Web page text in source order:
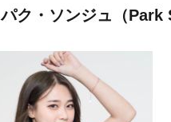
パク・ソンジュ（Park